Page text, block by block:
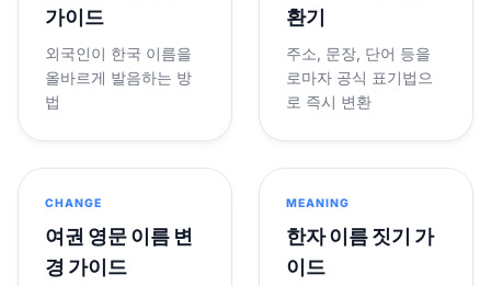
가이드
외국인이 한국 이름을
올바르게 발음하는 방
법
환기
주소, 문장, 단어 등을
로마자 공식 표기법으
로 즉시 변환
CHANGE
여권 영문 이름 변
경 가이드
MEANING
한자 이름 짓기 가
이드